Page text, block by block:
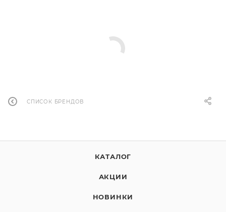
СПИСОК БРЕНДОВ
КАТАЛОГ
АКЦИИ
НОВИНКИ